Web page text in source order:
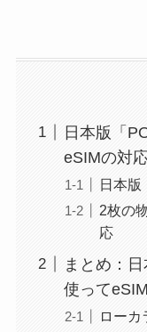
日本版「
eSIMの対
日本版
2枚の
応
まとめ：
使って
ローカ